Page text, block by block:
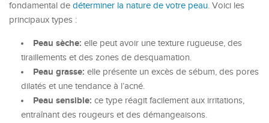
fondamental de déterminer la nature de votre peau. Voici les
principaux types :
Peau sèche: elle peut avoir une texture rugueuse, des
tiraillements et des zones de desquamation.
Peau grasse: elle présente un excès de sébum, des pores
dilatés et une tendance à l’acné.
Peau sensible: ce type réagit facilement aux irritations,
entraînant des rougeurs et des démangeaisons.